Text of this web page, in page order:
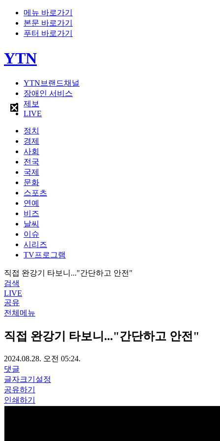
메뉴 바로가기
본문 바로가기
푸터 바로가기
YTN
YTN브랜드채널
장애인 서비스
제보
LIVE
정치
경제
사회
전국
국제
문화
스포츠
연예
비즈
날씨
이슈
시리즈
TV프로그램
직접 완강기 타보니..."간단하고 안전"
검색
LIVE
공유
전체메뉴
직접 완강기 타보니..."간단하고 안전"
2024.08.28. 오전 05:24.
댓글
글자크기설정
공유하기
인쇄하기